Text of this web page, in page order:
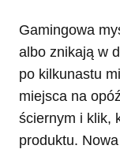
Gamingowa
albo znikają w
po kilkunastu
miejsca na
ściernym i klik,
produktu.